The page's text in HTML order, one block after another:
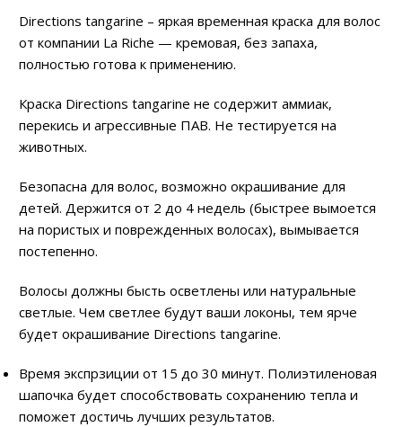
Directions tangarine – яркая временная краска для волос
от компании La Riche — кремовая, без запаха,
полностью готова к применению.
Краска Directions tangarine не содержит аммиак,
перекись и агрессивные ПАВ. Не тестируется на
животных.
Безопасна для волос, возможно окрашивание для
детей. Держится от 2 до 4 недель (быстрее вымоется
на пористых и поврежденных волосах), вымывается
постепенно.
Волосы должны бысть осветлены или натуральные
светлые. Чем светлее будут ваши локоны, тем ярче
будет окрашивание Directions tangarine.
Время экспрзиции от 15 до 30 минут. Полиэтиленовая
шапочка будет способствовать сохранению тепла и
поможет достичь лучших результатов.